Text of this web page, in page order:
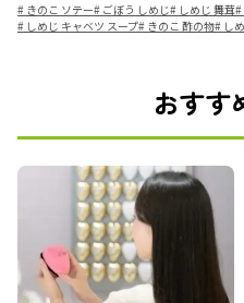
# きのこ ソテー# ごぼう しめじ# しめじ 舞茸#
# しめじ キャベツ スープ# きのこ 酢の物# し
おすす